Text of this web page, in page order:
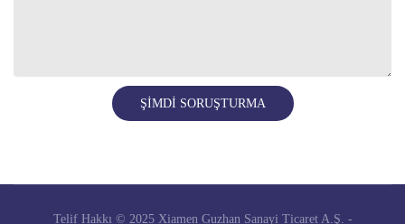
ŞIMDI SORUŞTURMA
Telif Hakkı © 2025 Xiamen Guzhan Sanayi Ticaret A.Ş. -